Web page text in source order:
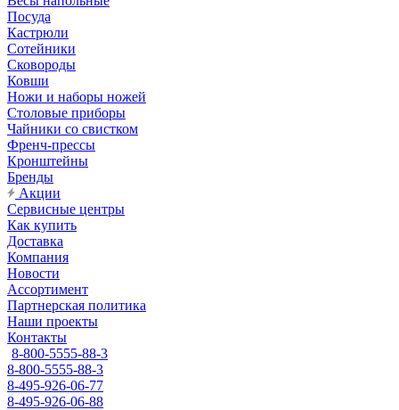
Посуда
Кастрюли
Сотейники
Сковороды
Ковши
Ножи и наборы ножей
Столовые приборы
Чайники со свистком
Френч-прессы
Кронштейны
Бренды
Акции
Сервисные центры
Как купить
Доставка
Компания
Новости
Ассортимент
Партнерская политика
Наши проекты
Контакты
8-800-5555-88-3
8-800-5555-88-3
8-495-926-06-77
8-495-926-06-88